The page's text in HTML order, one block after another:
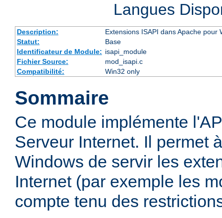
Langues
Description:
Extensions ISAPI dans Apache pour
Statut:
Base
Identificateur de Module: isapi_module
Fichier Source:
mod_isapi.c
Compatibilité:
Win32 only
Sommaire
Ce module implémente
Serveur Internet. Il permet
Windows de servir les
Internet (par exemple les
compte tenu des